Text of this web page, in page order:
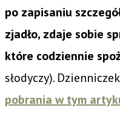
po zapisaniu
zjadło, zdaje sobie
które codziennie
słodyczy).
pobrania w tym